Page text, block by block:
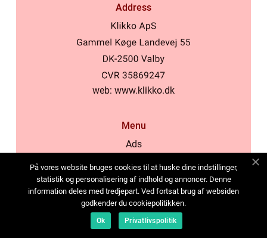
Address
web: www.klikko.dk
Menu
Ads
Cookies
Contact
Sitemap
På vores website bruges cookies til at huske dine indstillinger,
statistik og personalisering af indhold og annoncer. Denne
information deles med tredjepart. Ved fortsat brug af websiden
godkender du cookiepolitikken.
Ok Privatlivspolitik